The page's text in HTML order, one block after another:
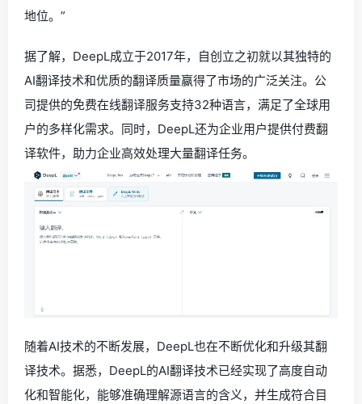
地位。”
据了解，DeepL成立于2017年，自创立之初就以其独特的
AI翻译技术和优质的翻译质量赢得了市场的广泛关注。公
司提供的免费在线翻译服务支持32种语言，满足了全球用
户的多样化需求。同时，DeepL还为企业用户提供付费翻
译软件，助力企业高效处理大量翻译任务。
随着AI技术的不断发展，DeepL也在不断优化和升级其翻
译技术。据悉，DeepL的AI翻译技术已经实现了高度自动
化和智能化，能够准确理解源语言的含义，并生成符合目